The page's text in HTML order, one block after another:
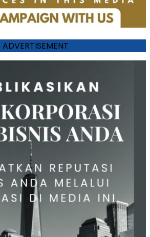
ADVERTISEMENT